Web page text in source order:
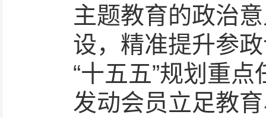
主题教育的政治
设，精准提升参
“十五五”规划重
发动会员立足教